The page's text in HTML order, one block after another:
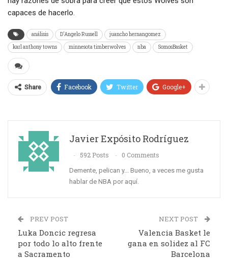
capaces de hacerlo.
análisis D'Angelo Russell
juancho hernangomez
karl anthony towns
minnesota timberwolves nba SomosBasket
Share Facebook Twitter Google+
Javier Expósito Rodríguez
592 Posts 0 Comments
Demente, pelican y... Bueno, a veces me gusta
hablar de NBA por aquí.
PREV POST
Luka Doncic regresa
por todo lo alto frente
a Sacramento
NEXT POST
Valencia Basket le
gana en solidez al FC
Barcelona